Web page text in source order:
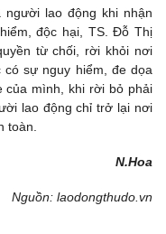
lao động khi nhận
độc hại, TS. Đỗ Thị
từ chối, rời khỏi nơi
sự nguy hiểm, đe dọa
của mình, khi rời bỏ phải
lao động chỉ trở lại nơi
toàn.
N.Hoa
Nguồn: laodongthudo.vn